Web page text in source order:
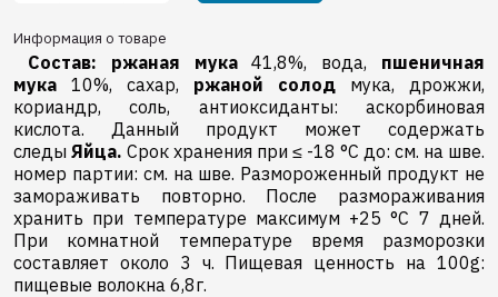
Информация о товаре
Состав: ржаная мука41,8%, вода, пшеничная
мука 10%, сахар, ржаной солод мука, дрожжи,
кориандр, соль, aнтиоксиданты: аскорбиновая
кислота. Данный продукт может содержать
следы Яйца. Срок хранения при ≤ -18 °C до: см. на шве.
номер партии: см. на шве. Размороженный продукт не
замораживать повторно. После размораживания
хранить при температуре максимум +25 °C 7 дней.
При комнатной температуре время разморозки
составляет около 3 ч. Пищевая ценность на 100g:
пищевые волокна 6,8г.